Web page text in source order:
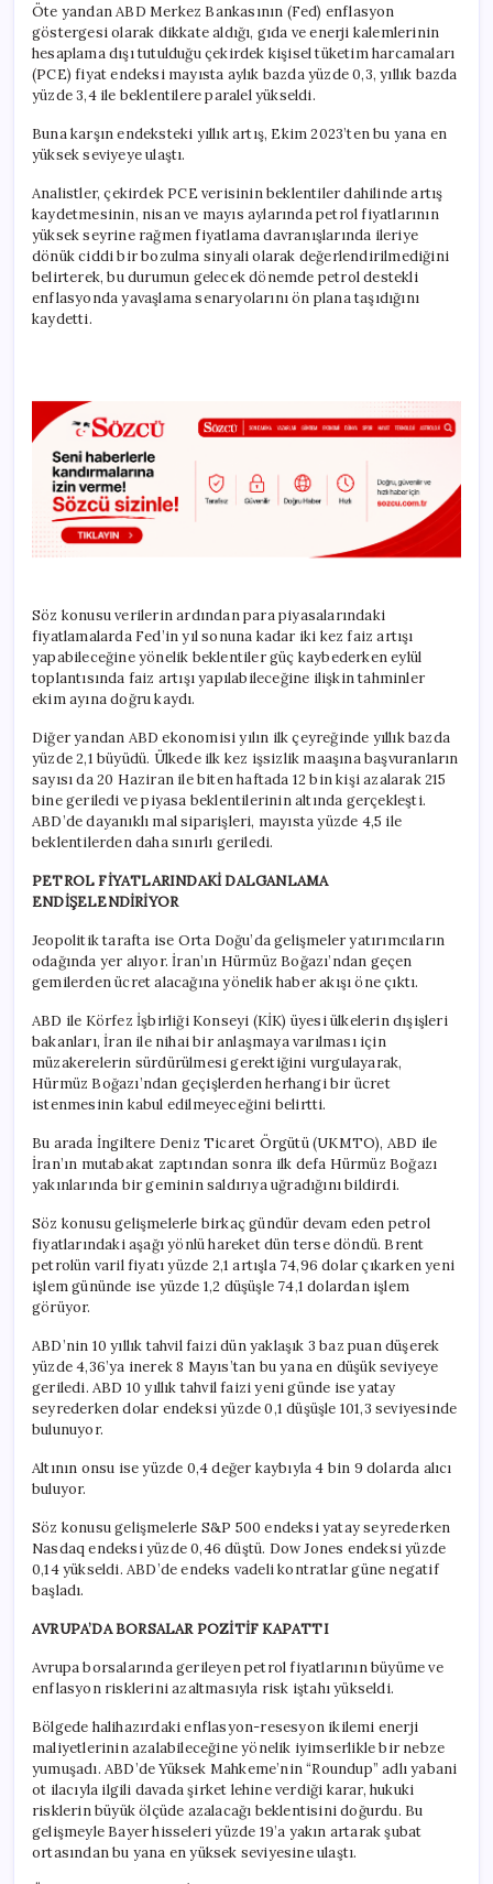
Öte yandan ABD Merkez Bankasının (Fed) enflasyon
göstergesi olarak dikkate aldığı, gıda ve enerji kalemlerinin
hesaplama dışı tutulduğu çekirdek kişisel tüketim harcamaları
(PCE) fiyat endeksi mayısta aylık bazda yüzde 0,3, yıllık bazda
yüzde 3,4 ile beklentilere paralel yükseldi.
Buna karşın endeksteki yıllık artış, Ekim 2023’ten bu yana en
yüksek seviyeye ulaştı.
Analistler, çekirdek PCE verisinin beklentiler dahilinde artış
kaydetmesinin, nisan ve mayıs aylarında petrol fiyatlarının
yüksek seyrine rağmen fiyatlama davranışlarında ileriye
dönük ciddi bir bozulma sinyali olarak değerlendirilmediğini
belirterek, bu durumun gelecek dönemde petrol destekli
enflasyonda yavaşlama senaryolarını ön plana taşıdığını
kaydetti.
Söz konusu verilerin ardından para piyasalarındaki
fiyatlamalarda Fed’in yıl sonuna kadar iki kez faiz artışı
yapabileceğine yönelik beklentiler güç kaybederken eylül
toplantısında faiz artışı yapılabileceğine ilişkin tahminler
ekim ayına doğru kaydı.
Diğer yandan ABD ekonomisi yılın ilk çeyreğinde yıllık bazda
yüzde 2,1 büyüdü. Ülkede ilk kez işsizlik maaşına başvuranların
sayısı da 20 Haziran ile biten haftada 12 bin kişi azalarak 215
bine geriledi ve piyasa beklentilerinin altında gerçekleşti.
ABD’de dayanıklı mal siparişleri, mayısta yüzde 4,5 ile
beklentilerden daha sınırlı geriledi.
PETROL FİYATLARINDAKİ DALGANLAMA
ENDİŞELENDİRİYOR
Jeopolitik tarafta ise Orta Doğu’da gelişmeler yatırımcıların
odağında yer alıyor. İran’ın Hürmüz Boğazı’ndan geçen
gemilerden ücret alacağına yönelik haber akışı öne çıktı.
ABD ile Körfez İşbirliği Konseyi (KİK) üyesi ülkelerin dışişleri
bakanları, İran ile nihai bir anlaşmaya varılması için
müzakerelerin sürdürülmesi gerektiğini vurgulayarak,
Hürmüz Boğazı’ndan geçişlerden herhangi bir ücret
istenmesinin kabul edilmeyeceğini belirtti.
Bu arada İngiltere Deniz Ticaret Örgütü (UKMTO), ABD ile
İran’ın mutabakat zaptından sonra ilk defa Hürmüz Boğazı
yakınlarında bir geminin saldırıya uğradığını bildirdi.
Söz konusu gelişmelerle birkaç gündür devam eden petrol
fiyatlarındaki aşağı yönlü hareket dün terse döndü. Brent
petrolün varil fiyatı yüzde 2,1 artışla 74,96 dolar çıkarken yeni
işlem gününde ise yüzde 1,2 düşüşle 74,1 dolardan işlem
görüyor.
ABD’nin 10 yıllık tahvil faizi dün yaklaşık 3 baz puan düşerek
yüzde 4,36’ya inerek 8 Mayıs’tan bu yana en düşük seviyeye
geriledi. ABD 10 yıllık tahvil faizi yeni günde ise yatay
seyrederken dolar endeksi yüzde 0,1 düşüşle 101,3 seviyesinde
bulunuyor.
Altının onsu ise yüzde 0,4 değer kaybıyla 4 bin 9 dolarda alıcı
buluyor.
Söz konusu gelişmelerle S&P 500 endeksi yatay seyrederken
Nasdaq endeksi yüzde 0,46 düştü. Dow Jones endeksi yüzde
0,14 yükseldi. ABD’de endeks vadeli kontratlar güne negatif
başladı.
AVRUPA’DA BORSALAR POZİTİF KAPATTI
Avrupa borsalarında gerileyen petrol fiyatlarının büyüme ve
enflasyon risklerini azaltmasıyla risk iştahı yükseldi.
Bölgede halihazırdaki enflasyon-resesyon ikilemi enerji
maliyetlerinin azalabileceğine yönelik iyimserlikle bir nebze
yumuşadı. ABD’de Yüksek Mahkeme’nin “Roundup” adlı yabani
ot ilacıyla ilgili davada şirket lehine verdiği karar, hukuki
risklerin büyük ölçüde azalacağı beklentisini doğurdu. Bu
gelişmeyle Bayer hisseleri yüzde 19’a yakın artarak şubat
ortasından bu yana en yüksek seviyesine ulaştı.